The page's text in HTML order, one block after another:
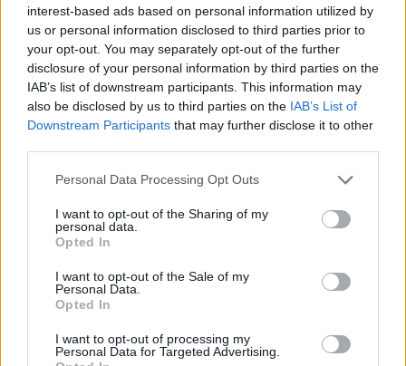
interest-based ads based on personal information utilized by
us or personal information disclosed to third parties prior to
your opt-out. You may separately opt-out of the further
disclosure of your personal information by third parties on the
IAB’s list of downstream participants. This information may
also be disclosed by us to third parties on the IAB’s List of
Downstream Participants that may further disclose it to other
Please note that this website/app uses one or more Google
not limited to your visit or usage behaviour. You may click to
grant or deny consent to Google and its third-party tags to
use your data for below specified purposes in below Google
consent section.
Personal Data Processing Opt Outs
I want to opt-out of the Sharing of my
personal data.
Opted In
I want to opt-out of the Sale of my
Personal Data.
Opted In
I want to opt-out of processing my
Personal Data for Targeted Advertising.
Céklagondok
A levéltetvek megjelenésére gyakran lehet
számítani, az apró rovarok ellen a szokásos
védekezési módok válnak be, mint a
vízsugaras lemosás, a csalánlé főzettel való
Előfordul a céklán a lisztharmat, ami főképp
hűvösebb, csapadékos időszakok után
jelentkezik, a fertőzött leveleket távolítsuk
el. További jellemző cékla-ellenség a
jelentkezik kis szürke foltok képében, az